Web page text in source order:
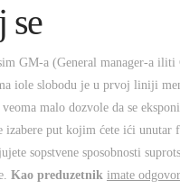
se
GM-a (General manager-a iliti
iole slobodu je u prvoj liniji
malo dozvole da se
izabere put kojim ćete ići unutar
sopstvene sposobnosti
Kao preduzetnik imate